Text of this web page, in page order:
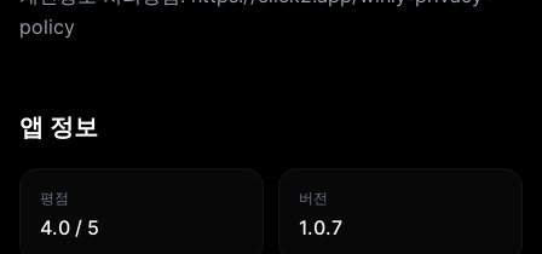
policy
앱 정보
평점
4.0 / 5
버전
1.0.7